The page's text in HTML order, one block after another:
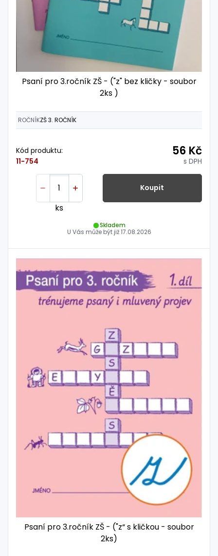
Psaní pro 3.ročník ZŠ - ("z" bez kličky - soubor
2ks )
ROČNÍKZŠ 3. ROČNÍK
Kód produktu:
11-754
56 Kč
s DPH
ks
Koupit
Skladem
U Vás může být již17.08.2026
Psaní pro 3.ročník ZŠ - ("z“ s kličkou - soubor
2ks)